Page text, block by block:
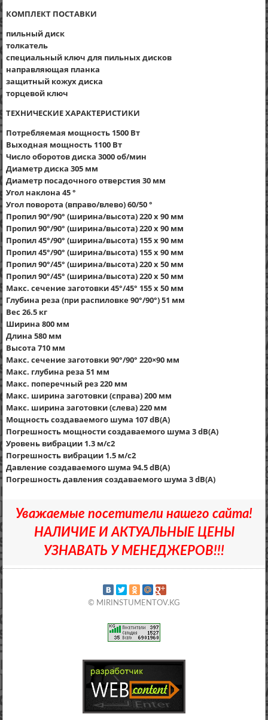
КОМПЛЕКТ ПОСТАВКИ
пильный диск
толкатель
специальный ключ для пильных дисков
направляющая планка
защитный кожух диска
торцевой ключ
ТЕХНИЧЕСКИЕ ХАРАКТЕРИСТИКИ
Потребляемая мощность 1500 Вт
Выходная мощность 1100 Вт
Число оборотов диска 3000 об/мин
Диаметр диска 305 мм
Диаметр посадочного отверстия 30 мм
Угол наклона 45 °
Угол поворота (вправо/влево) 60/50 °
Пропил 90°/90° (ширина/высота) 220 x 90 мм
Пропил 90°/90° (ширина/высота) 220 x 90 мм
Пропил 45°/90° (ширина/высота) 155 x 90 мм
Пропил 45°/90° (ширина/высота) 155 x 90 мм
Пропил 90°/45° (ширина/высота) 220 x 50 мм
Пропил 90°/45° (ширина/высота) 220 x 50 мм
Макс. сечение заготовки 45°/45° 155 x 50 мм
Глубина реза (при распиловке 90°/90°) 51 мм
Вес 26.5 кг
Ширина 800 мм
Длина 580 мм
Высота 710 мм
Макс. сечение заготовки 90°/90° 220×90 мм
Макс. глубина реза 51 мм
Макс. поперечный рез 220 мм
Макс. ширина заготовки (справа) 200 мм
Макс. ширина заготовки (слева) 220 мм
Мощность создаваемого шума 107 dB(A)
Погрешность мощности создаваемого шума 3 dB(A)
Уровень вибрации 1.3 м/с2
Погрешность вибрации 1.5 м/с2
Давление создаваемого шума 94.5 dB(A)
Погрешность давления создаваемого шума 3 dB(A)
Уважаемые посетители нашего сайта!
НАЛИЧИЕ И АКТУАЛЬНЫЕ ЦЕНЫ
УЗНАВАТЬ У МЕНЕДЖЕРОВ!!!
© MIRINSTUMENTOV.KG